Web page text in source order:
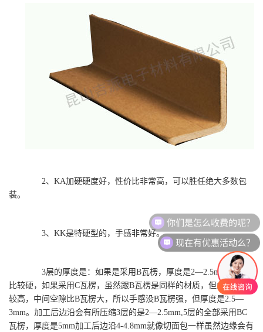
2、KA加硬硬度好，性价比非常高，可以胜任绝大多数包
装。
3、KK是特硬型的，手感非常好。
3层的厚度是：如果是采用B瓦楞，厚度是2—2.5mm，手感
比较硬，如果采用C瓦楞，虽然跟B瓦楞是同样的材质，但由于坑度
较高，中间空隙比B瓦楞大，所以手感没B瓦楞强，但厚度是2.5—
3mm。加工后边沿会有所压缩3层的是2—2.5mm,5层的全部采用BC
瓦楞，厚度是5mm加工后边沿4-4.8mm就像切面包一样虽然边缘会有
你们是怎么收费的呢？
现在有优惠活动么？